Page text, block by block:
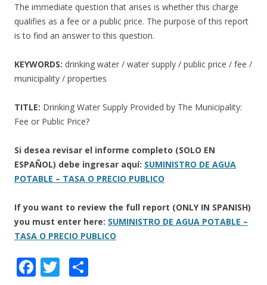
The immediate question that arises is whether this charge
qualifies as a fee or a public price. The purpose of this report
is to find an answer to this question.
KEYWORDS: drinking water / water supply / public price / fee /
municipality / properties
TITLE: Drinking Water Supply Provided by The Municipality:
Fee or Public Price?
Si desea revisar el informe completo (SOLO EN
ESPAÑOL) debe ingresar aquí: SUMINISTRO DE AGUA
POTABLE – TASA O PRECIO PUBLICO
If you want to review the full report (ONLY IN SPANISH)
you must enter here: SUMINISTRO DE AGUA POTABLE –
TASA O PRECIO PUBLICO
F T